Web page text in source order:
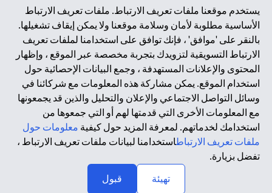
يستخدم موقعنا ملفات تعريف الارتباط. ملفات تعريف الارتباط
الأساسية مطلوبة لأمان وسلامة موقعنا ولا يمكن إيقاف تشغيلها.
بالنقر على 'موافق' ، فإنك توافق على استخدامنا لملفات تعريف
الارتباط التسويقية لتزويدك بتجربة مخصصة عبر الموقع ، وإظهار
المحتوى والإعلانات المستهدفة ، وجمع البيانات الإحصائية حول
استخدام الموقع. يمكن مشاركة هذه المعلومات مع شركائنا في
وسائل التواصل الاجتماعي والإعلان والتحليل والذين قد يجمعونها
مع المعلومات الأخرى التي قدمتها لهم أو التي جمعوها من
استخدامك لخدماتهم. لمعرفة المزيد حول كيفية معلومات حول
ملفات تعريف الارتباطاستخدامنا لبيانات ملفات تعريف الارتباط ،
تفضل بزيارة.
تهيئة
قبول
المقيمين في الاتحاد الأوروبي أو المنطقة الاقتصادية الأوروبية أو
سويسرا أو غيرنسي أو جيرسي أو موناكو أو سان مارينو أو
الفاتيكان أو جزيرة مان أو المملكة المتحدة أو خصوصية البيانات
(لائحة حماية البيانات العامة \ قانون حماية البيانات الشخصية
العامة \ قانون خصوصية نيوزيلندا). المحتوى الموجود في هذه
الصفحة ليس ولا ينبغي تفسيره على أنه عرض أو دعوة أو دعوة
لشراء أو بيع أي من المنتجات والخدمات المذكورة هنا لمثل هؤلاء
الأفراد.
*GDPR – اللائحة العامة لحماية البيانات؛ * LGPD – Lei Geral de
Proteção de Dados Pessoais ; *NZPA – قانون الخصوصية
النيوزيلندي
2025 citibank.ae